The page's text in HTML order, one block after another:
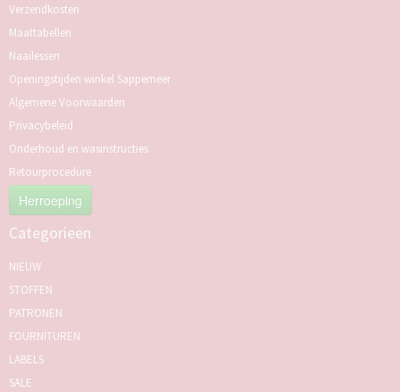
Verzendkosten
Maattabellen
Naailessen
Openingstijden winkel Sappemeer
Algemene Voorwaarden
Privacybeleid
Onderhoud en wasinstructies
Retourprocedure
Herroeping
Categorieën
NIEUW
STOFFEN
PATRONEN
FOURNITUREN
LABELS
SALE